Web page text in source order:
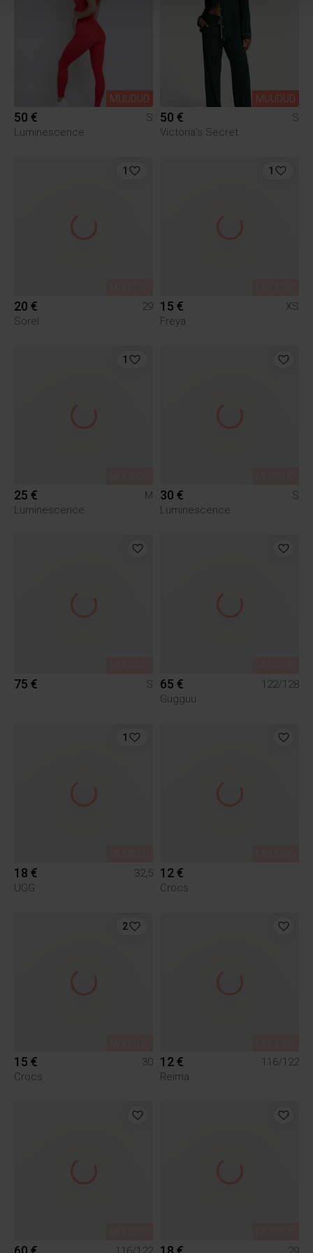
MÜÜDUD
50 €
S
Luminescence
MÜÜDUD
50 €
S
Victoria's Secret
1
20 €
29
Sorel
1
15 €
XS
Freya
1
25 €
M
Luminescence
30 €
S
Luminescence
75 € S 65 €
122/128
Gugguu
1
18 €
32,5
UGG
12 €
Crocs
2
15 €
30
Crocs
12 €
116/122
Reima